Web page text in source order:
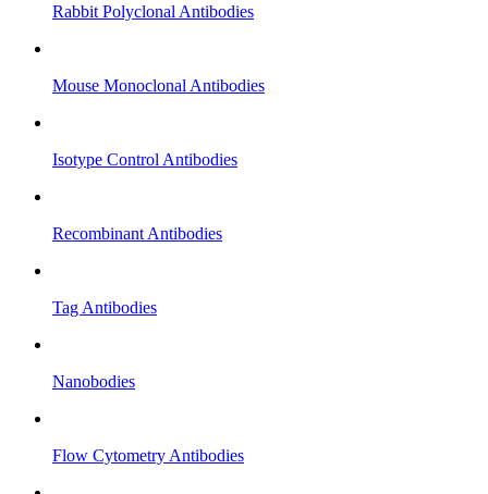
Rabbit Polyclonal Antibodies
Mouse Monoclonal Antibodies
Isotype Control Antibodies
Recombinant Antibodies
Tag Antibodies
Nanobodies
Flow Cytometry Antibodies